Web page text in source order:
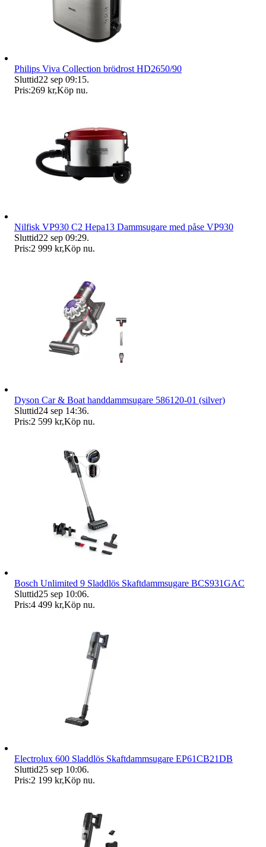
Philips Viva Collection brödrost HD2650/90
Sluttid22 sep 09:15.
Pris:269 kr,Köp nu.
Nilfisk VP930 C2 Hepa13 Dammsugare med påse VP930
Sluttid22 sep 09:29.
Pris:2 999 kr,Köp nu.
Dyson Car & Boat handdammsugare 586120-01 (silver)
Sluttid24 sep 14:36.
Pris:2 599 kr,Köp nu.
Bosch Unlimited 9 Sladdlös Skaftdammsugare BCS931GAC
Sluttid25 sep 10:06.
Pris:4 499 kr,Köp nu.
Electrolux 600 Sladdlös Skaftdammsugare EP61CB21DB
Sluttid25 sep 10:06.
Pris:2 199 kr,Köp nu.